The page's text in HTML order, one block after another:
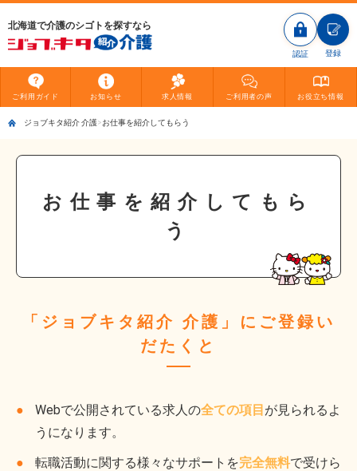
北海道で介護のシゴトを探すなら
認証 登録
ご利用 ガイド お知らせ 求人情報 ご利用者の声 お役立ち情報
ジョブキタ紹介 介護 お仕事を紹介してもらう
お仕事を紹介してもら
う
「ジョブキタ紹介 介護」にご登録い
だたくと
Webで公開されている求人の全ての項目 が見られるよ
うになります。
転職活動に関する様々なサポートを完全無料で受けら